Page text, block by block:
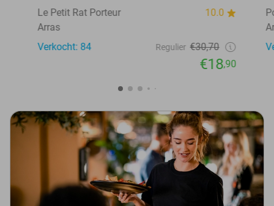
Le Petit Rat Porteur
10.0
Arras
Verkocht: 84
Regulier €30,70
€18,90